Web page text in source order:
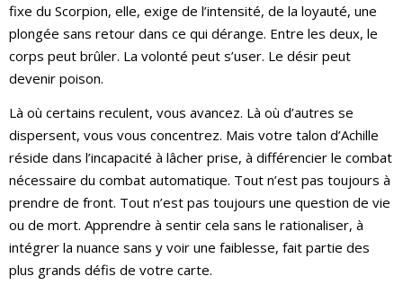
fixe du Scorpion, elle, exige de l’intensité, de la loyauté, une
plongée sans retour dans ce qui dérange. Entre les deux, le
corps peut brûler. La volonté peut s’user. Le désir peut
devenir poison.
Là où certains reculent, vous avancez. Là où d’autres se
dispersent, vous vous concentrez. Mais votre talon d’Achille
réside dans l’incapacité à lâcher prise, à différencier le combat
nécessaire du combat automatique. Tout n’est pas toujours à
prendre de front. Tout n’est pas toujours une question de vie
ou de mort. Apprendre à sentir cela sans le rationaliser, à
intégrer la nuance sans y voir une faiblesse, fait partie des
plus grands défis de votre carte.